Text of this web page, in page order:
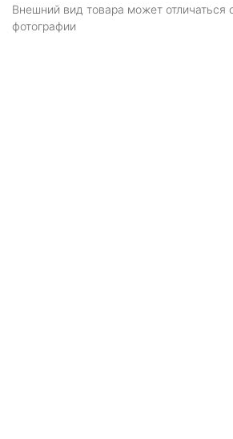
Внешний вид товара может отличаться
фотографии